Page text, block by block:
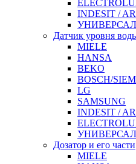
INDESIT /
Датчик уровня
MIELE
HANSA
BEKO
BOSCH/
LG
SAMSUNG
INDESIT /
Дозатор и его части
MIELE